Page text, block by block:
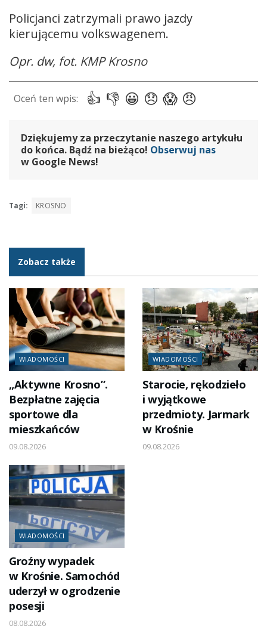
Policjanci zatrzymali prawo jazdy
kierującemu volkswagenem.
Opr. dw, fot. KMP Krosno
Dziękujemy za przeczytanie naszego artykułu
do końca. Bądź na bieżąco! Obserwuj nas
w Google News!
Tagi: KROSNO
Zobacz także
WIADOMOŚCI
„Aktywne Krosno”.
Bezpłatne zajęcia
sportowe dla
mieszkańców
09.08.2026
WIADOMOŚCI
Starocie, rękodzieło
i wyjątkowe
przedmioty. Jarmark
w Krośnie
09.08.2026
WIADOMOŚCI
Groźny wypadek
w Krośnie. Samochód
uderzył w ogrodzenie
posesji
08.08.2026